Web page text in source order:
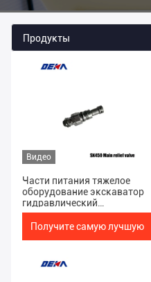
Продукты
Видео
Части питания тяжелое
оборудование экскаватор
гидравлический
поршневый насос запасная
часть SK450 главный
Получите самую лучшую